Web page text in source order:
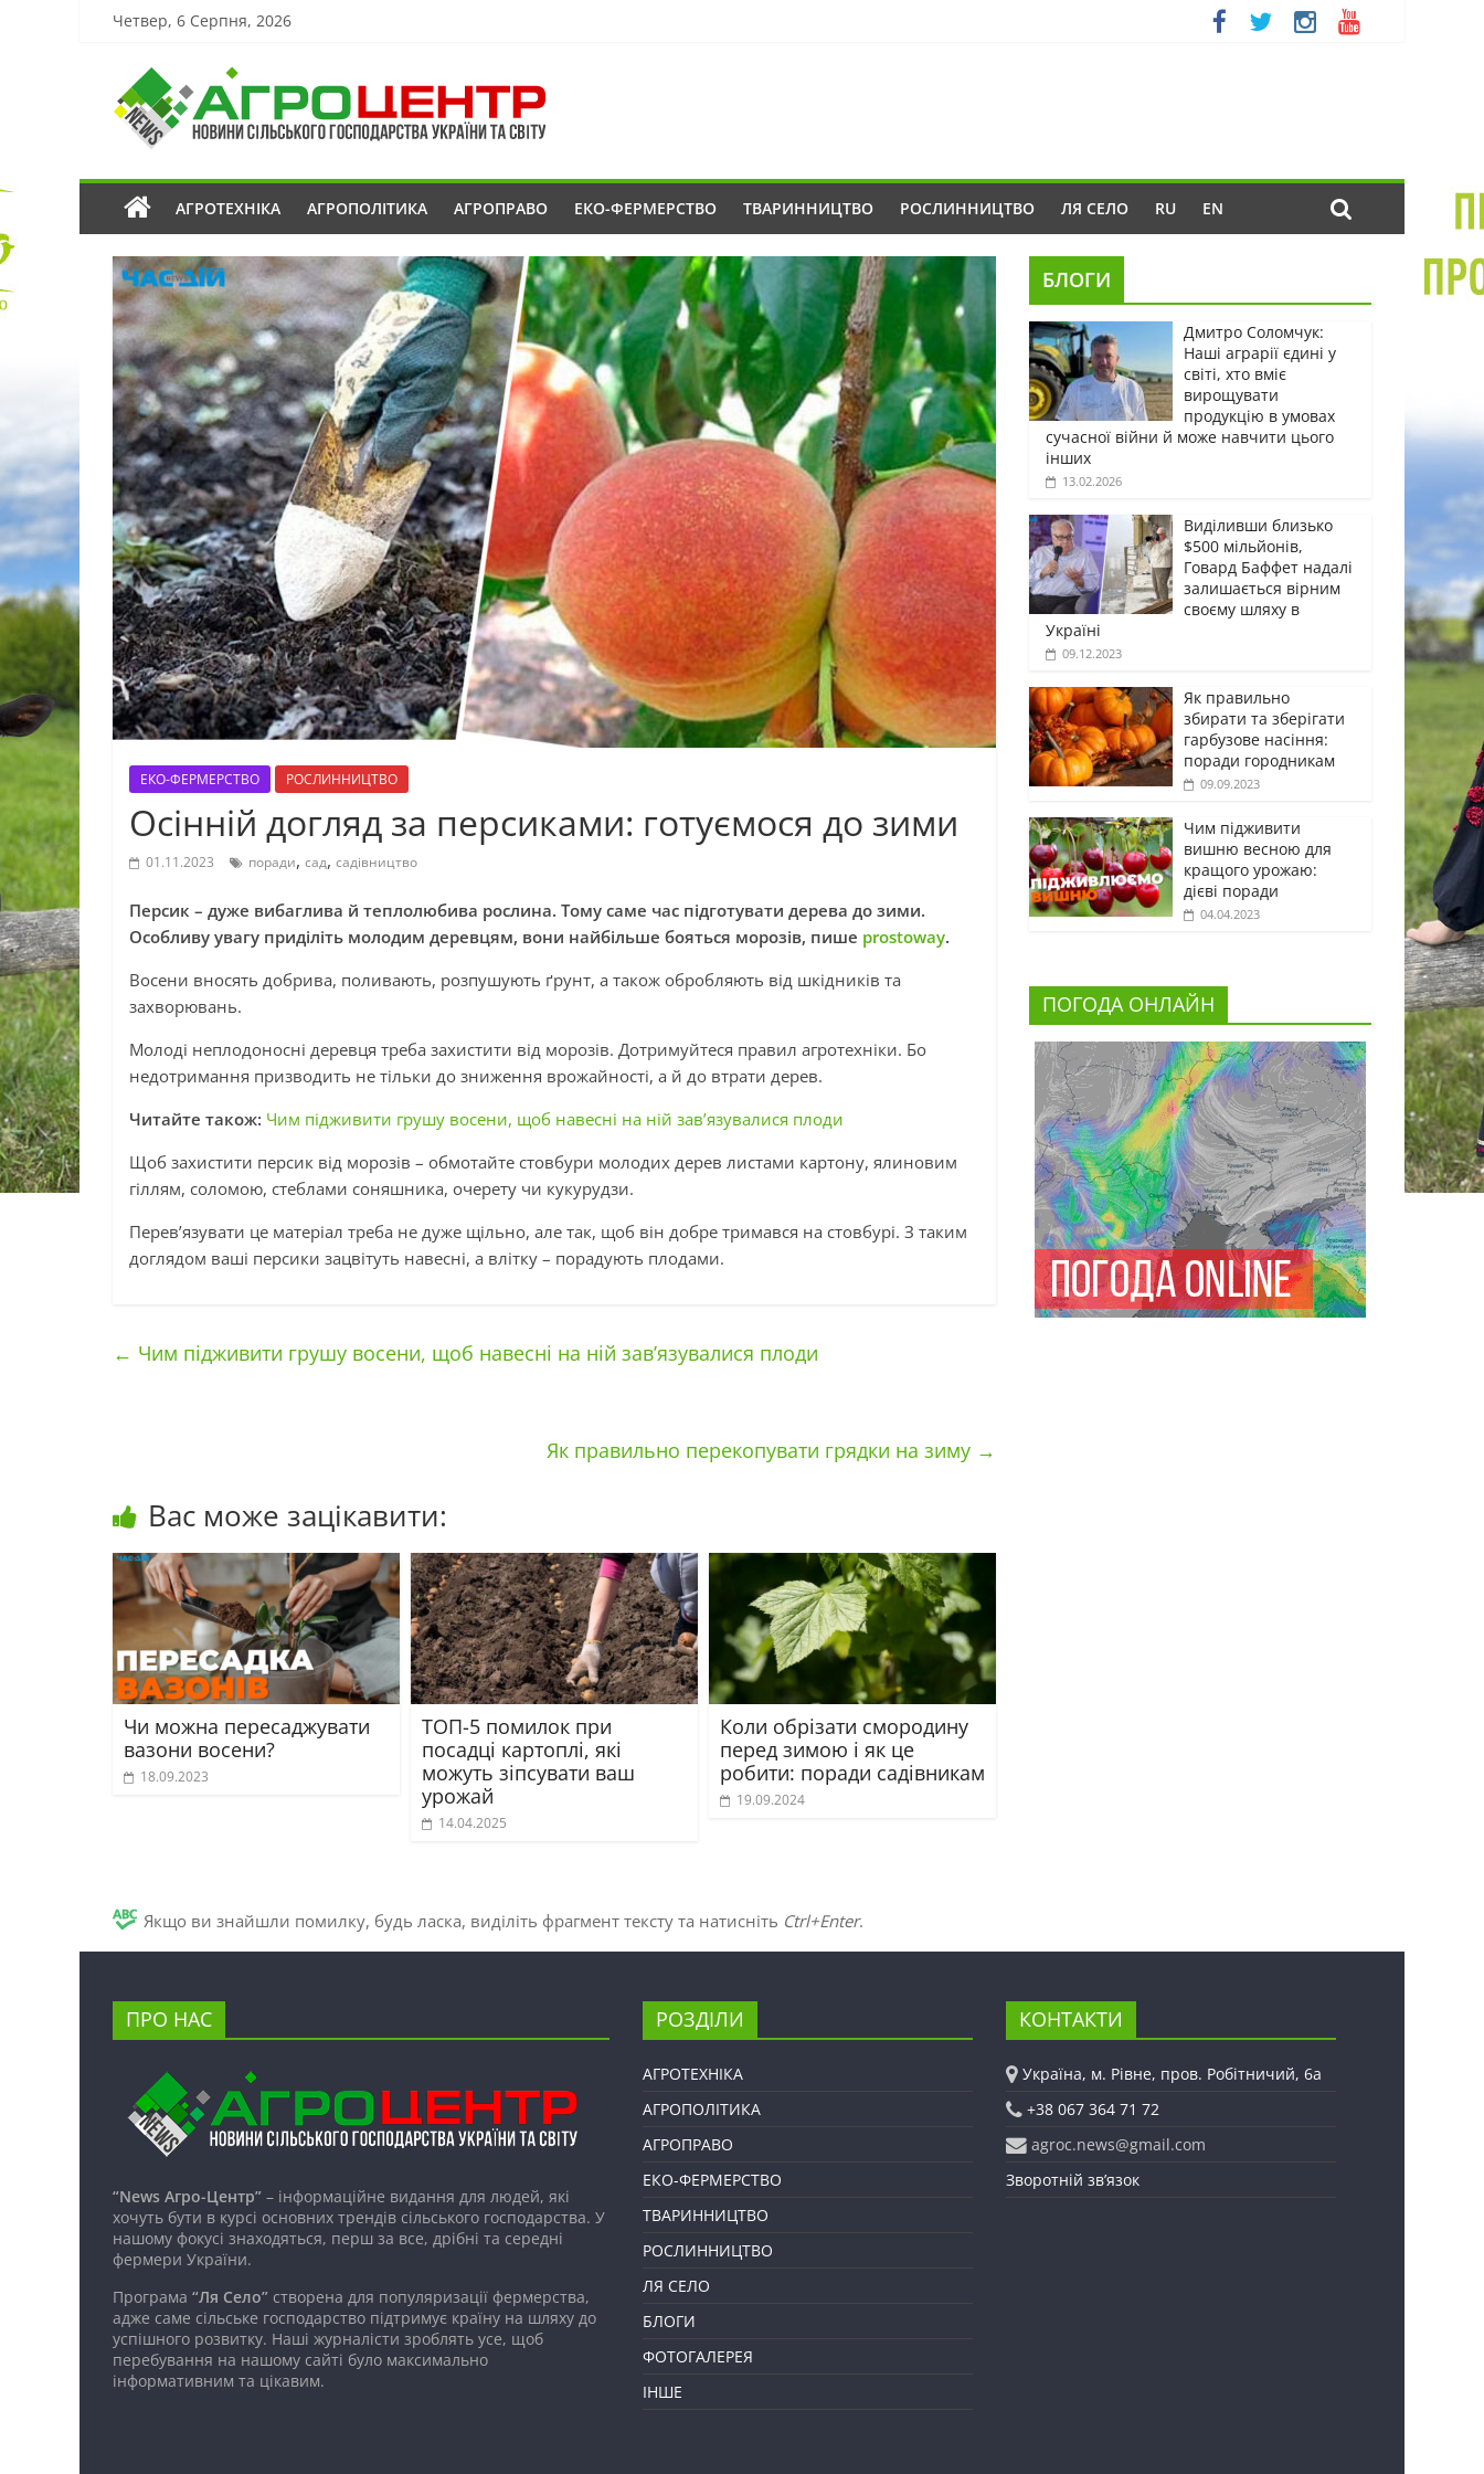
Четвер, 6 Серпня, 2026
АГРОТЕХНІКА АГРОПОЛІТИКА АГРОПРАВО ЕКО-ФЕРМЕРСТВО ТВАРИННИЦТВО РОСЛИННИЦТВО ЛЯ СЕЛО RU EN
ЕКО-ФЕРМЕРСТВО РОСЛИННИЦТВО
Осінній догляд за персиками: готуємося до зими
01.11.2023 поради, сад, садівництво
Персик – дуже вибаглива й теплолюбива рослина. Тому саме час підготувати дерева до зими.
Особливу увагу приділіть молодим деревцям, вони найбільше бояться морозів, пише prostoway.
Восени вносять добрива, поливають, розпушують ґрунт, а також обробляють від шкідників та
захворювань.
Молоді неплодоносні деревця треба захистити від морозів. Дотримуйтеся правил агротехніки. Бо
недотримання призводить не тільки до зниження врожайності, а й до втрати дерев.
Читайте також: Чим підживити грушу восени, щоб навесні на ній зав’язувалися плоди
Щоб захистити персик від морозів – обмотайте стовбури молодих дерев листами картону, ялиновим
гіллям, соломою, стеблами соняшника, очерету чи кукурудзи.
Перев’язувати це матеріал треба не дуже щільно, але так, щоб він добре тримався на стовбурі. З таким
доглядом ваші персики зацвітуть навесні, а влітку – порадують плодами.
← Чим підживити грушу восени, щоб навесні на ній зав’язувалися плоди
Як правильно перекопувати грядки на зиму →
Вас може зацікавити:
Чи можна пересаджувати
вазони восени?
18.09.2023
ТОП-5 помилок при
посадці картоплі, які
можуть зіпсувати ваш
урожай
14.04.2025
Коли обрізати смородину
перед зимою і як це
робити: поради садівникам
19.09.2024
БЛОГИ
Дмитро Соломчук:
Наші аграрії єдині у
світі, хто вміє
вирощувати
продукцію в умовах
сучасної війни й може навчити цього
інших
13.02.2026
Виділивши близько
$500 мільйонів,
Говард Баффет надалі
залишається вірним
своєму шляху в
Україні
09.12.2023
Як правильно
збирати та зберігати
гарбузове насіння:
поради городникам
09.09.2023
Чим підживити
вишню весною для
кращого урожаю:
дієві поради
04.04.2023
ПОГОДА ОНЛАЙН
Якщо ви знайшли помилку, будь ласка, виділіть фрагмент тексту та натисніть Ctrl+Enter.
ПРО НАС
“News Агро-Центр” – інформаційне видання для людей, які
хочуть бути в курсі основних трендів сільського господарства. У
нашому фокусі знаходяться, перш за все, дрібні та середні
фермери України.
Програма “Ля Село” створена для популяризації фермерства,
адже саме сільське господарство підтримує країну на шляху до
успішного розвитку. Наші журналісти зроблять усе, щоб
перебування на нашому сайті було максимально
інформативним та цікавим.
РОЗДІЛИ
АГРОТЕХНІКА
АГРОПОЛІТИКА
АГРОПРАВО
ЕКО-ФЕРМЕРСТВО
ТВАРИННИЦТВО
РОСЛИННИЦТВО
ЛЯ СЕЛО
БЛОГИ
ФОТОГАЛЕРЕЯ
ІНШЕ
КОНТАКТИ
Україна, м. Рівне, пров. Робітничий, 6а
+38 067 364 71 72
agroc.news@gmail.com
Зворотній зв’язок